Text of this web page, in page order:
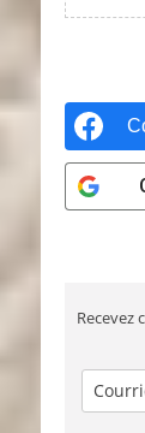
Recevez